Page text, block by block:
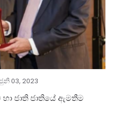
03, 2023
ජාති ජාතියේ ඇමතීම